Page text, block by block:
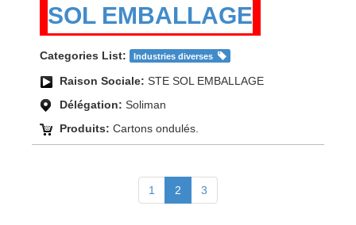
SOL EMBALLAGE
Categories List: Industries diverses
Raison Sociale: STE SOL EMBALLAGE
Délégation: Soliman
Produits: Cartons ondulés.
1 2 3